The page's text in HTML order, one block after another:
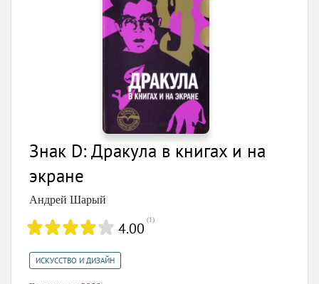
Знак D: Дракула в книгах и на
экране
Андрей Шарый
4.00 (1)
ИСКУССТВО И ДИЗАЙН